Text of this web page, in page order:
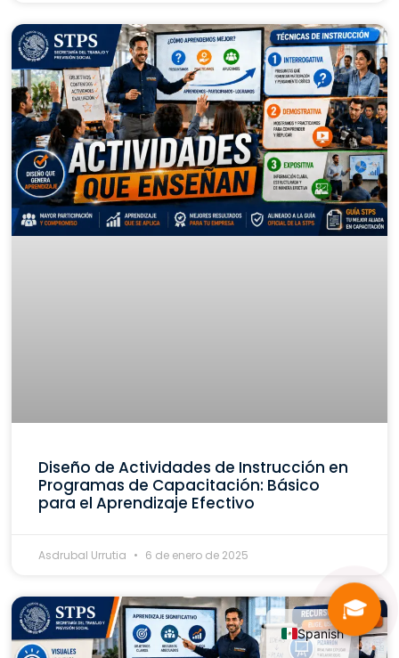
Diseño de Actividades de Instrucción en
Programas de Capacitación: Básico
para el Aprendizaje Efectivo
Asdrubal Urrutia 6 de enero de 2025
🎓
Spanish